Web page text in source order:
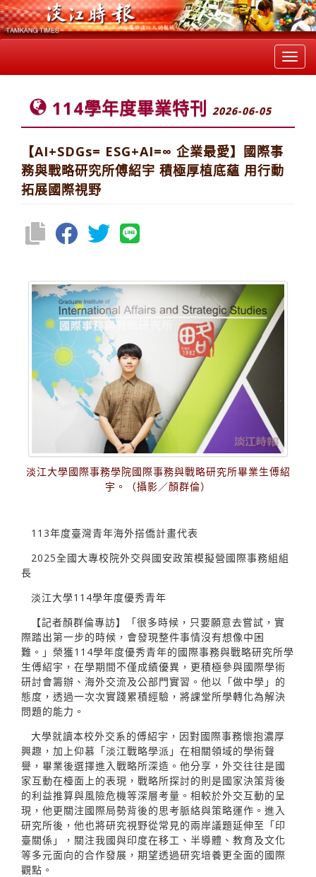
114學年度畢業特刊 2026-06-05
【AI+SDGs= ESG+AI=∞ 企業最愛】國際事
務與戰略研究所傅紹宇 積極厚植底蘊 用行動
拓展國際視野
淡江大學國際事務學院國際事務與戰略研究所畢業生傅紹
宇。（攝影／顏群倫）
113年度臺灣青年海外搭僑計畫代表
2025全國大專校院外交與國安政策模擬營國際事務組組
長
淡江大學114學年度優秀青年
【記者顏群倫專訪】「很多時候，只要願意去嘗試，實
際踏出第一步的時候，會發現整件事情沒有想像中困
難。」榮獲114學年度優秀青年的國際事務與戰略研究所學
生傅紹宇，在學期間不僅成績優異，更積極參與國際學術
研討會籌辦、海外交流及公部門實習。他以「做中學」的
態度，透過一次次實踐累積經驗，將課堂所學轉化為解決
問題的能力。
大學就讀本校外交系的傅紹宇，因對國際事務懷抱濃厚
興趣，加上仰慕「淡江戰略學派」在相關領域的學術聲
譽，畢業後選擇進入戰略所深造。他分享，外交往往是國
家互動在檯面上的表現，戰略所探討的則是國家決策背後
的利益推算與風險危機等深層考量。相較於外交互動的呈
現，他更關注國際局勢背後的思考脈絡與策略運作。進入
研究所後，他也將研究視野從常見的兩岸議題延伸至「印
臺關係」，關注我國與印度在移工、半導體、教育及文化
等多元面向的合作發展，期望透過研究培養更全面的國際
觀點。